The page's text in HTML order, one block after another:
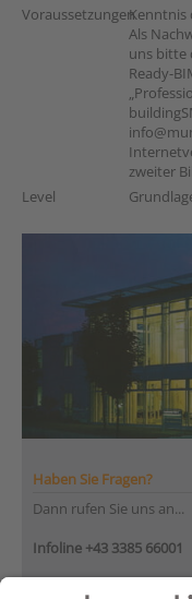
VoraussetzungenKenntnis
Als
uns bitte
Ready-
zweiter
Level
Haben Sie Fragen?
Dann rufen Sie uns an...
Infoline +43 3385 66001